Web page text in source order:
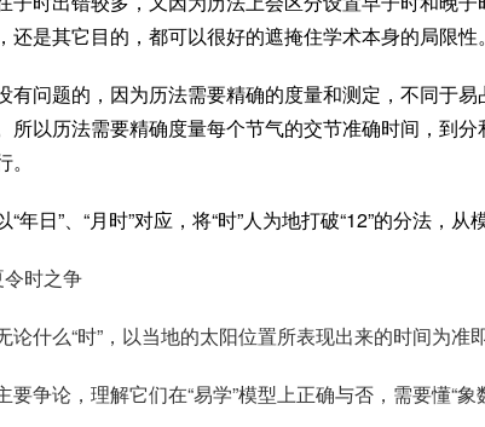
是其它目的，都可以很好的遮掩住学术本身的局限性。
有问题的，因为历法需要精确的度量和测定，不同于
所以历法需要精确度量每个节气的交节准确时间，到
年日”、“月时”对应，将“时”人为地打破“12”的分法，从
时之争
什么“时”，以当地的太阳位置所表现出来的时间为准即
争论，理解它们在“易学”模型上正确与否，需要懂“